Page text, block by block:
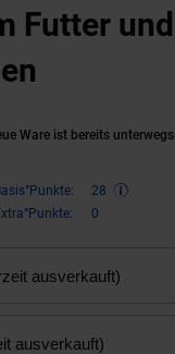
Futter und
Ware ist bereits unterwegs
28
0
ausverkauft)
ausverkauft)